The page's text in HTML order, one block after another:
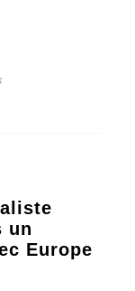
un
Europe